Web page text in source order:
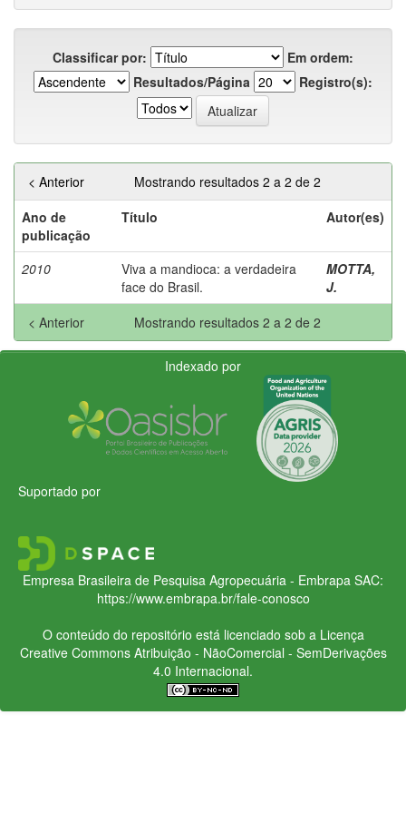
Classificar por:
Em ordem:
Resultados/Página
Registro(s):
Mostrando resultados 2 a 2 de 2
< Anterior
Ano de
publicação
Título Autor(es)
2010
Viva a mandioca: a verdadeira
face do Brasil.
MOTTA,
J.
Mostrando resultados 2 a 2 de 2
< Anterior
Indexado por
Suportado por
Empresa Brasileira de Pesquisa Agropecuária - Embrapa SAC:
https://www.embrapa.br/fale-conosco
O conteúdo do repositório está licenciado sob a Licença
Creative CommonsAtribuição - NãoComercial - SemDerivações
4.0 Internacional.